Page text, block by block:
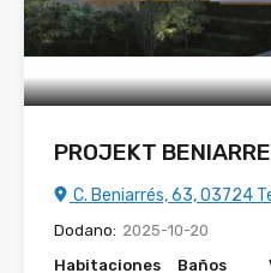
PROJEKT
C. Beniarrés, 63, 03724
Dodano: 2025-10-20
Habitaciones
Baños